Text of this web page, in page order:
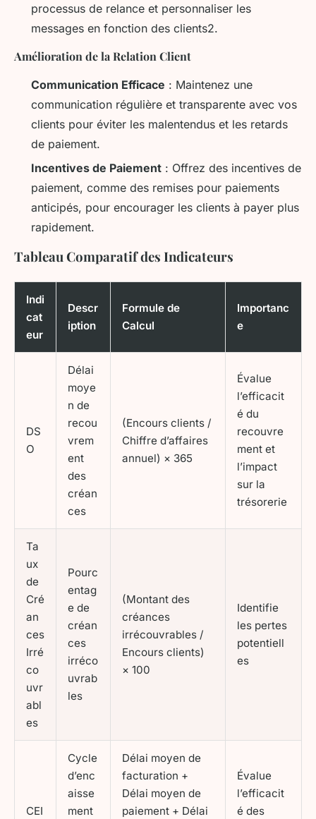
processus de relance et personnaliser les
messages en fonction des clients2.
Amélioration de la Relation Client
Communication Efficace : Maintenez une
communication régulière et transparente avec vos
clients pour éviter les malentendus et les retards
de paiement.
Incentives de Paiement : Offrez des incentives de
paiement, comme des remises pour paiements
anticipés, pour encourager les clients à payer plus
rapidement.
Tableau Comparatif des Indicateurs
Indi
cat
eur
Descr
iption
Formule de
Calcul
Importanc
e
DS
O
Délai
moye
n de
recou
vrem
ent
des
créan
ces
(Encours clients /
Chiffre d’affaires
annuel) × 365
Évalue
l’efficacit
é du
recouvre
ment et
l’impact
sur la
trésorerie
Ta
ux
de
Cré
an
ces
Irré
co
uvr
abl
es
Pourc
entag
e de
créan
ces
irréco
uvrab
les
(Montant des
créances
irrécouvrables /
Encours clients)
× 100
Identifie
les pertes
potentiell
es
CEI
Cycle
d’enc
aisse
ment
Délai moyen de
facturation +
Délai moyen de
paiement + Délai
Évalue
l’efficacit
é des